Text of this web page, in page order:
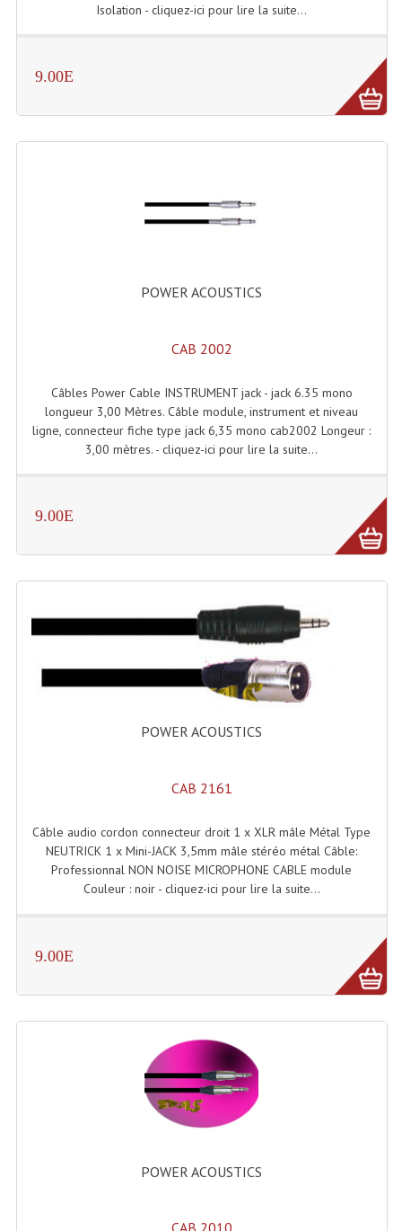
Notre Stock B
Disque LD (30 Cm.)
TARIF ET CATALOGUE DE LOCATION
LISTE DU MATERIEL D'OCCASION
Isolation - cliquez-ici pour lire la suite...
9.00E
POWER ACOUSTICS
CAB 2002
Câbles Power Cable INSTRUMENT jack - jack 6.35 mono
longueur 3,00 Mètres. Câble module, instrument et niveau
ligne, connecteur fiche type jack 6,35 mono cab2002 Longeur :
3,00 mètres. - cliquez-ici pour lire la suite...
9.00E
POWER ACOUSTICS
CAB 2161
Câble audio cordon connecteur droit 1 x XLR mâle Métal Type
NEUTRICK 1 x Mini-JACK 3,5mm mâle stéréo métal Câble:
Professionnal NON NOISE MICROPHONE CABLE module
Couleur : noir - cliquez-ici pour lire la suite...
9.00E
POWER ACOUSTICS